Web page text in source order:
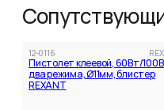
12-0116
Пистолет клеевой, 60Вт/
два режима, Ø11мм, блистер
REXANT